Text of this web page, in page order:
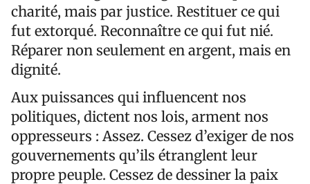
charité, mais par justice. Restituer ce qui
fut extorqué. Reconnaître ce qui fut nié.
Réparer non seulement en argent, mais en
dignité.
Aux puissances qui influencent nos
politiques, dictent nos lois, arment nos
oppresseurs : Assez. Cessez d’exiger de nos
gouvernements qu’ils étranglent leur
propre peuple. Cessez de dessiner la paix